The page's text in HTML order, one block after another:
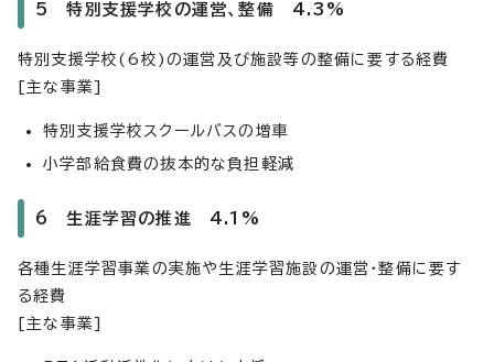
5 特別支援学校の運営、整備 4.3%
特別支援学校(6校)の運営及び施設等の整備に要する経費
[主な事業]
特別支援学校スクールバスの増車
小学部給食費の抜本的な負担軽減
6 生涯学習の推進 4.1%
各種生涯学習事業の実施や生涯学習施設の運営・整備に要す
る経費
[主な事業]